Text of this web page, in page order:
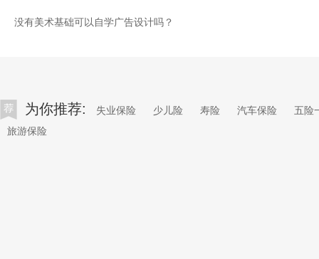
没有美术基础可以自学广告设计吗？
为你推荐: 失业保险 少儿险 寿险 汽车保险
五险
旅游保险